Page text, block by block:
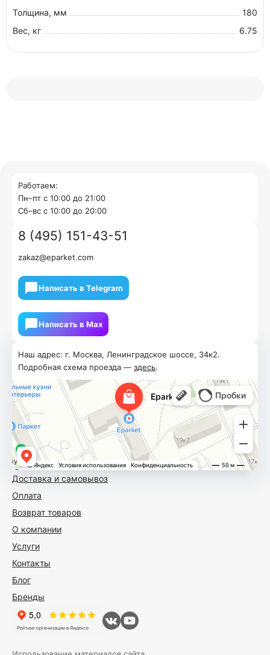
Толщина, мм
180
Вес, кг
6.75
Доставка и самовывоз
Оплата
Возврат товаров
О компании
Услуги
Контакты
Блог
Бренды
Наш адрес: г. Москва, Ленинградское шоссе, 34к2.
Подробная схема проезда — здесь.
Работаем:
Пн–пт с 10:00 до 21:00
Cб–вс с 10:00 до 20:00
8 (495) 151-43-51
zakaz@eparket.com
Написать в Telegram
Написать в Мах